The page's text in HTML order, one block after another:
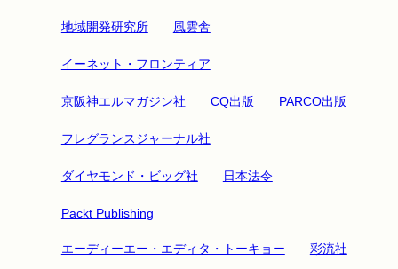
地域開発研究所 風雲舎
イーネット・フロンティア
京阪神エルマガジン社 CQ出版 PARCO出版
フレグランスジャーナル社
ダイヤモンド・ビッグ社 日本法令
Packt Publishing
エーディーエー・エディタ・トーキョー 彩流社